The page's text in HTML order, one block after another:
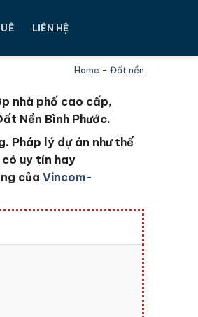
LIÊN HỆ
Home - Đất nền
nhà phố cao cấp,
Nền Bình Phước.
. Pháp lý dự án như thế
có uy tín hay
của Vincom-